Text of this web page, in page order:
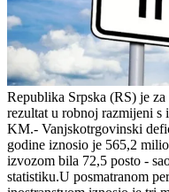
Republika Srpska (RS) je
rezultat u robnoj razmijeni s
KM.- Vanjskotrgovinski
godine iznosio je 565,2
izvozom bila 72,5 posto -
statistiku.U posmatranom